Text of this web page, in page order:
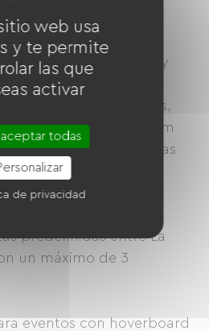
Gyroboard
lleva 10 años
patinetes eléctricos y
a la organización de
como cumpleaños,
a, actividades de team
o asociaciones, o fiestas
eléctricos con
predefinidas entre La
un máximo de 3
eventos con hoverboard
web usa
y te permite
las que
activar
aceptar todas
de privacidad